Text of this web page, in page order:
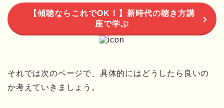
【傾聴ならこれでOK！】新時代の聴き方講
座で学ぶ
それでは次のページで、具体的にはどうしたら良いの
か考えていきましょう。